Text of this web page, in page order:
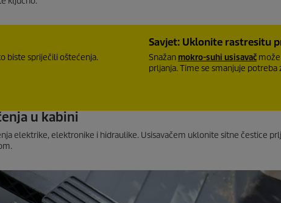
biste spriječili oštećenja.
Savjet: Uklonite rastresitu
Snažan mokro-suhi usisavač
prljanja. Time se smanjuje
u kabini
elektrike, elektronike i hidraulike. Usisavačem uklonite sitne čestice